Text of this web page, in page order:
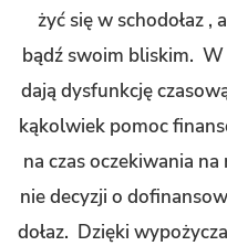
żyć się w scho­do­łaz
bądź swoim bli­skim.
da­ją dys­funk­cję
ką­kol­wiek pomoc
na czas ocze­ki­wa­nia
nie de­cy­zji o
do­łaz. Dzię­ki